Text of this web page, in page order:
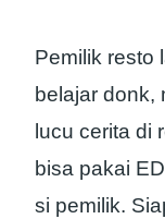
Pemilik resto
belajar donk,
lucu cerita di
bisa pakai
si pemilik.